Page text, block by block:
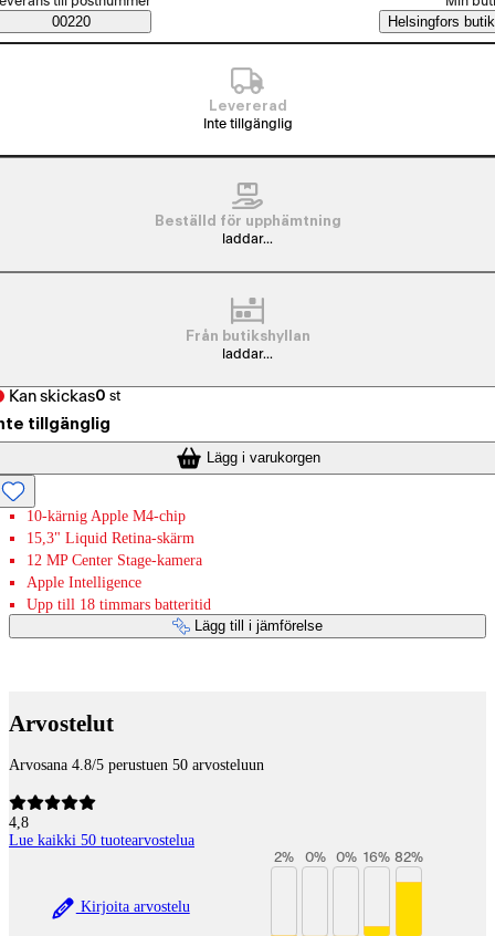
Saatavuustiedot
00220 Helsingfors butik
Levererad
Inte tillgänglig
Beställd för upphämtning
laddar...
Från butikshyllan
laddar...
Kan skickas0 st
tillgänglig
Lägg i varukorgen
10-kärnig Apple M4-chip
15,3" Liquid Retina-skärm
12 MP Center Stage-kamera
Apple Intelligence
Upp till 18 timmars batteritid
Lägg till i jämförelse
Arvostelut
Arvosana 4.8/5 perustuen 50 arvosteluun
4,8
Lue kaikki 50 tuotearvostelua
Kirjoita arvostelu
2% 0% 0% 16% 82%